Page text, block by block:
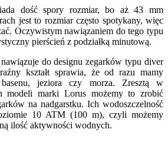
dość spory rozmiar, bo aż 43 mm
jest to rozmiar często spotykany, więc
Oczywistym nawiązaniem do tego typu
pierścień z podziałką minutową.
do designu zegarków typu diver
kształt sprawia, że od razu mamy
jeziora czy morza. Zresztą w
modeli marki Lorus możemy to zrobić
na nadgarstku. Ich wodoszczelność
10 ATM (100 m), czyli możemy
ilość aktywności wodnych.